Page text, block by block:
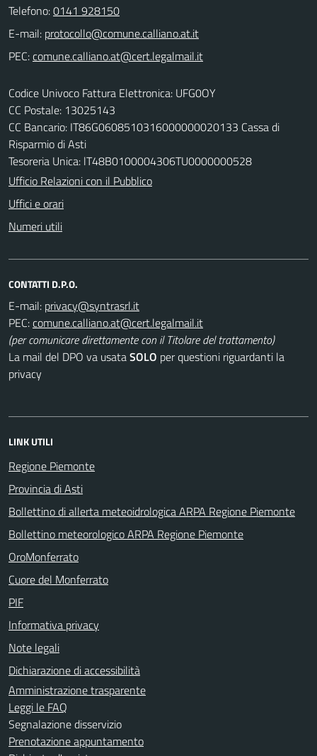
Telefono:0141 928150
E-mail:
PEC:
Codice Univoco Fattura Elettronica: UFG0OY
CC Postale: 13025143
CC Bancario: IT86G0608510316000000020133 Cassa di
Risparmio di Asti
Tesoreria Unica: lT48B0100004306TU0000000528
Ufficio Relazioni con il Pubblico
Uffici e orari
Numeri utili
CONTATTI D.P.O.
E-mail:
PEC:
(per comunicare direttamente con il Titolare del trattamento)
La mail del DPO va usataSOLO per questioni riguardanti la
privacy
LINK UTILI
Regione Piemonte
Provincia di Asti
Bollettino di allerta meteoidrologica ARPA Regione Piemonte
Bollettino meteorologico ARPA Regione Piemonte
OroMonferrato
Cuore del Monferrato
PIF
Informativa privacy
Note legali
Dichiarazione di accessibilità
Amministrazione trasparente
Leggi le FAQ
Segnalazione disservizio
Prenotazione appuntamento